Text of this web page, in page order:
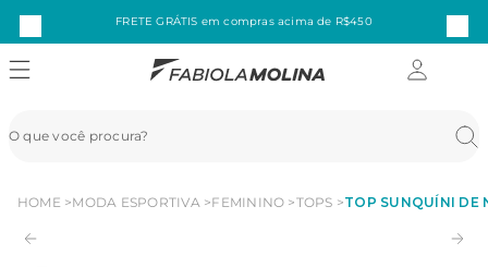
FRETE GRÁTIS em compras acima de R$450
HOME MODA ESPORTIVA FEMININO TOPS TOP SUNQUÍNI DE